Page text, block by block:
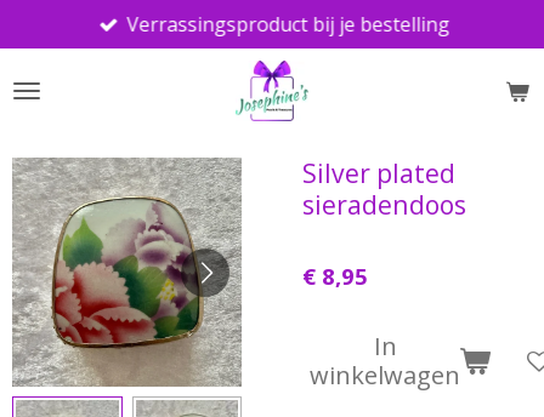
direct
naar
Verrassingsproduct bij je bestelling
Silver plated
sieradendoos
€ 8,95
In
winkelwagen